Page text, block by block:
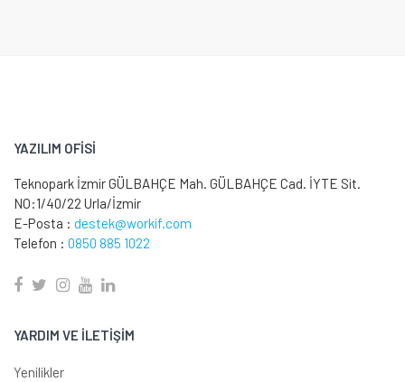
YAZILIM OFİSİ
Teknopark İzmir GÜLBAHÇE Mah. GÜLBAHÇE Cad. İYTE Sit.
NO:1/40/22 Urla/İzmir
E-Posta : destek@workif.com
Telefon : 0850 885 1022
YARDIM VE İLETİŞİM
Yenilikler